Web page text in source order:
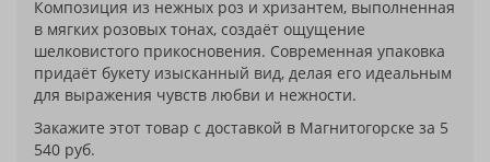
Композиция из нежных роз и хризантем, выполненная
в мягких розовых тонах, создаёт ощущение
шелковистого прикосновения. Современная упаковка
придаёт букету изысканный вид, делая его идеальным
для выражения чувств любви и нежности.
Закажите этот товар с доставкой в Магнитогорске за 5
540 руб.